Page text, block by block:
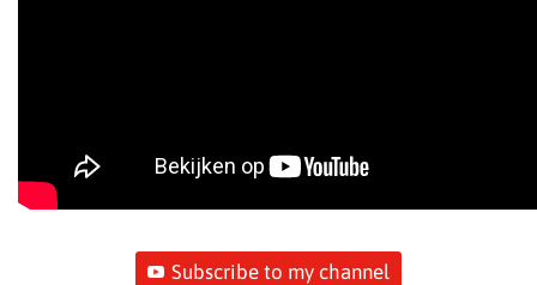
Subscribe to my channel